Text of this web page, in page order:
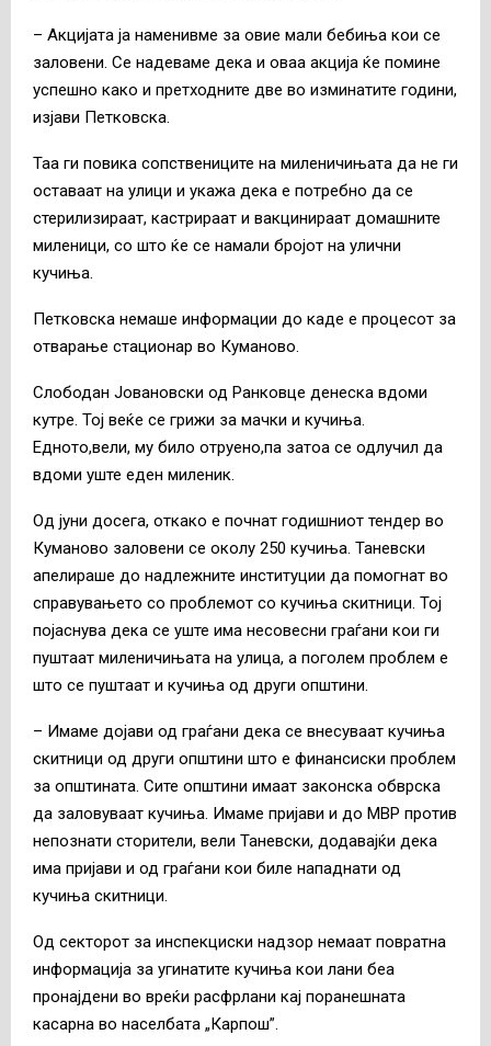
– Акцијата ја наменивме за овие мали бебиња кои се
заловени. Се надеваме дека и оваа акција ќе помине
успешно како и претходните две во изминатите години,
изјави Петковска.
Таа ги повика сопствениците на миленичињата да не ги
оставаат на улици и укажа дека е потребно да се
стерилизираат, кастрираат и вакцинираат домашните
миленици, со што ќе се намали бројот на улични
кучиња.
Петковска немаше информации до каде е процесот за
отварање стационар во Куманово.
Слободан Јовановски од Ранковце денеска вдоми
кутре. Тој веќе се грижи за мачки и кучиња.
Едното,вели, му било отруено,па затоа се одлучил да
вдоми уште еден миленик.
Од јуни досега, откако е почнат годишниот тендер во
Куманово заловени се околу 250 кучиња. Таневски
апелираше до надлежните институции да помогнат во
справувањето со проблемот со кучиња скитници. Тој
појаснува дека се уште има несовесни граѓани кои ги
пуштаат миленичињата на улица, а поголем проблем е
што се пуштаат и кучиња од други општини.
– Имаме дојави од граѓани дека се внесуваат кучиња
скитници од други општини што е финансиски проблем
за општината. Сите општини имаат законска обврска
да заловуваат кучиња. Имаме пријави и до МВР против
непознати сторители, вели Таневски, додавајќи дека
има пријави и од граѓани кои биле нападнати од
кучиња скитници.
Од секторот за инспекциски надзор немаат повратна
информација за угинатите кучиња кои лани беа
пронајдени во вреќи расфрлани кај поранешната
касарна во населбата „Карпош”.